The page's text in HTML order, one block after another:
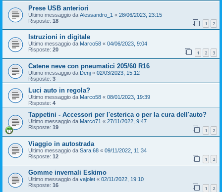
Prese USB anteriori
Ultimo messaggio da Alessandro_1 « 28/06/2023, 23:15
Risposte: 18 1 2
Istruzioni in digitale
Ultimo messaggio da Marco58 « 04/06/2023, 9:04
Risposte: 20 1 2 3
Catene neve con pneumatici 205/60 R16
Ultimo messaggio da Denj « 02/03/2023, 15:12
Risposte: 3
Luci auto in regola?
Ultimo messaggio da Marco58 « 08/01/2023, 19:39
Risposte: 4
Tappetini - Accessori per l'esterica o per la cura dell'auto?
Ultimo messaggio da Marco71 « 27/11/2022, 9:47
Risposte: 19 1 2
Viaggio in autostrada
Ultimo messaggio da Sara.68 « 09/11/2022, 11:34
Risposte: 12 1 2
Gomme invernali Eskimo
Ultimo messaggio da vajolet « 02/11/2022, 19:10
Risposte: 16 1 2